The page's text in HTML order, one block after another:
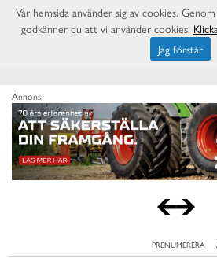
Annons:
PRENUMERERA
Vår hemsida använder sig av cookies.
godkänner du att vi använder cookies.
Jag förstår